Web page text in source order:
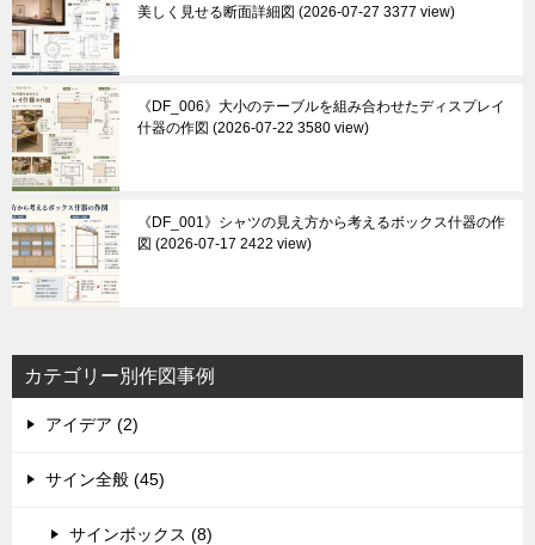
美しく見せる断面詳細図 2026-07-27 3377 view
《DF_006》大小のテーブルを組み合わせたディスプレイ
什器の作図 2026-07-22 3580 view
《DF_001》シャツの見え方から考えるボックス什器の作
図 2026-07-17 2422 view
カテゴリー別作図事例
アイデア (2)
サイン全般 (45)
サインボックス (8)